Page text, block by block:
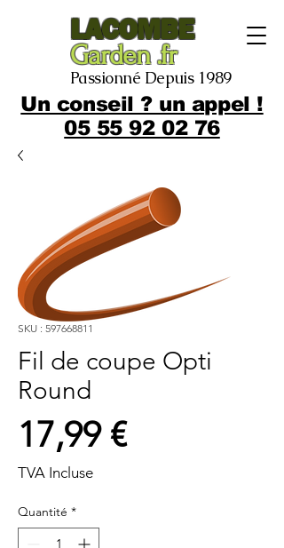
LACOMBE
Garden .fr
Passionné Depuis 1989
Un conseil ? un appel !
05 55 92 02 76
SKU : 597668811
Fil de coupe Opti
Round
17,99 €Prix
TVA Incluse
Quantité *